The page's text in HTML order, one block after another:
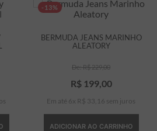
-13%
BERMUDA JEANS MARINHO
ALEATORY
R$229,00
R$ 199, 00
Em até 6 x R$ 33 16 sem juros
ADICIONAR AO CARRINHO